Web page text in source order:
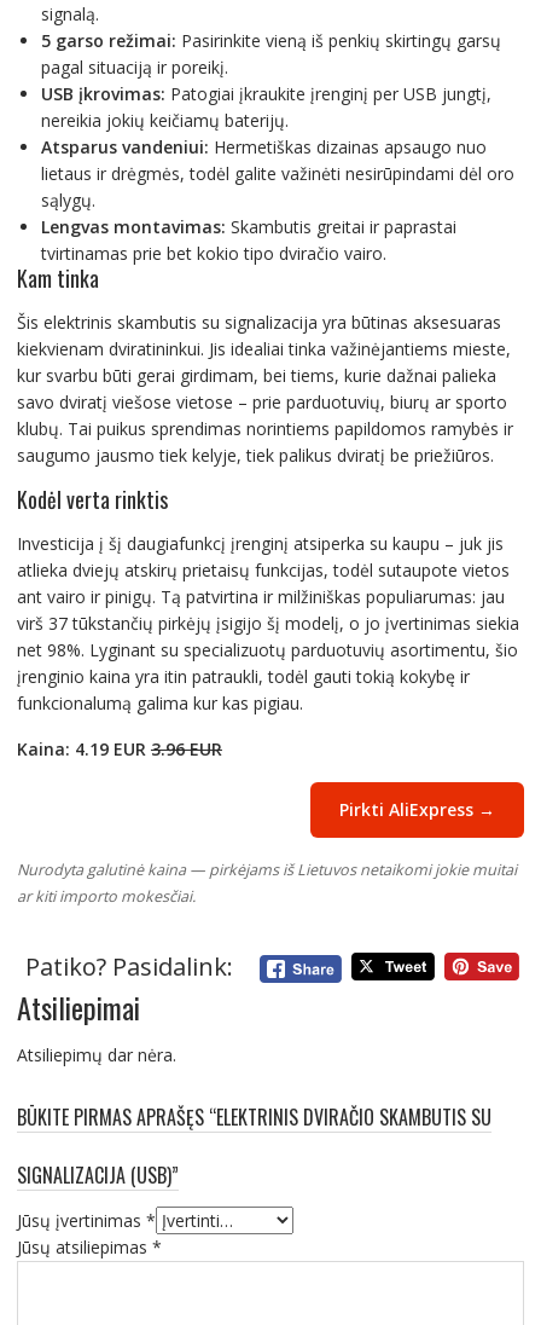
signalą.
5 garso režimai: Pasirinkite vieną iš penkių skirtingų garsų
pagal situaciją ir poreikį.
USB įkrovimas: Patogiai įkraukite įrenginį per USB jungtį,
nereikia jokių keičiamų baterijų.
Atsparus vandeniui: Hermetiškas dizainas apsaugo nuo
lietaus ir drėgmės, todėl galite važinėti nesirūpindami dėl oro
sąlygų.
Lengvas montavimas: Skambutis greitai ir paprastai
tvirtinamas prie bet kokio tipo dviračio vairo.
Kam tinka
Šis elektrinis skambutis su signalizacija yra būtinas aksesuaras
kiekvienam dviratininkui. Jis idealiai tinka važinėjantiems mieste,
kur svarbu būti gerai girdimam, bei tiems, kurie dažnai palieka
savo dviratį viešose vietose – prie parduotuvių, biurų ar sporto
klubų. Tai puikus sprendimas norintiems papildomos ramybės ir
saugumo jausmo tiek kelyje, tiek palikus dviratį be priežiūros.
Kodėl verta rinktis
Investicija į šį daugiafunkcį įrenginį atsiperka su kaupu – juk jis
atlieka dviejų atskirų prietaisų funkcijas, todėl sutaupote vietos
ant vairo ir pinigų. Tą patvirtina ir milžiniškas populiarumas: jau
virš 37 tūkstančių pirkėjų įsigijo šį modelį, o jo įvertinimas siekia
net 98%. Lyginant su specializuotų parduotuvių asortimentu, šio
įrenginio kaina yra itin patraukli, todėl gauti tokią kokybę ir
funkcionalumą galima kur kas pigiau.
Kaina: 4.19 EUR 3.96 EUR
Pirkti AliExpress →
Nurodyta galutinė kaina — pirkėjams iš Lietuvos netaikomi jokie muitai
ar kiti importo mokesčiai.
Patiko? Pasidalink:
Atsiliepimai
Atsiliepimų dar nėra.
BŪKITE PIRMAS APRAŠĘS “ELEKTRINIS DVIRAČIO SKAMBUTIS SU
SIGNALIZACIJA (USB)”
Jūsų įvertinimas *
Jūsų atsiliepimas *